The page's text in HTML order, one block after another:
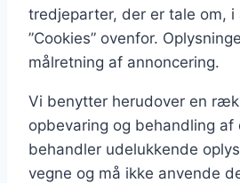
tredjeparter, der er tale om,
”Cookies” ovenfor.
målretning af annoncering.
Vi benytter herudover en
opbevaring og behandling af
behandler udelukkende
vegne og må ikke anvende